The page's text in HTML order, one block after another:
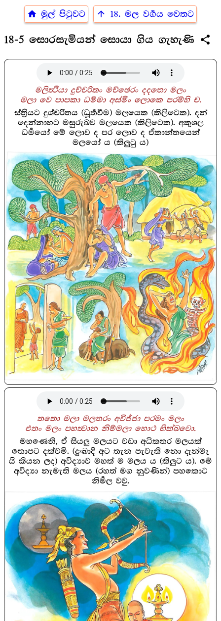
home මුල් පිටුවට arrow_upward 18. මල වර්‍ගය වෙතට
18-5 සොරසැමියන් සොයා ගිය ගැහැණි share
මලිත්‍ථියා දුච්චරිතං මච්ඡෙරං දදතො මලං
මලා වෙ පාපකා ධම්මා අස්මිං ලොකෙ පරම්හි ච.
ස්ත්‍රියට දුශ්චරිතය (ධූර්‍තවීම) මලයෙක (කිලිටෙක). දන්
දෙන්නාහට මසුරුබව මලයෙක (කිලිටෙක). අකුශල
ධර්‍මයෝ මේ ලොව ද පර ලොව ද ඒකාන්තයෙන්
මලයෝ ය (කිලුටු ය)
තතො මලා මලතරං අවිජ්ජා පරමං මලං
එතං මලං පහත්‍වාන නිම්මලා හොථ භික්ඛවො.
මහණෙනි, ඒ සියලු මලයට වඩා අධිකතර මලයක්
තොපට දක්වමි. (දුඃඛාදි අට තැන පැවැති නො දැන්මැ
යි කියන ලද) අවිද්‍යාව මහත් ම මලය ය (කිලුට ය). මේ
අවිද්‍යා නැමැති මලය (රහත් මග නුවණින්) පහකොට
නිර්‍මල වවු.